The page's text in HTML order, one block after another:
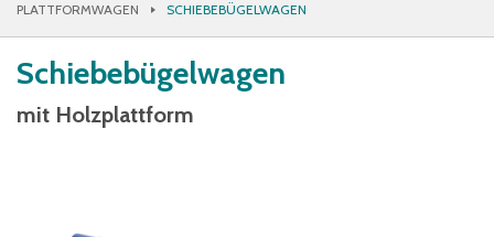
PLATTFORMWAGEN
SCHIEBEBÜGELWAGEN
Schiebebügelwagen
mit Holzplattform